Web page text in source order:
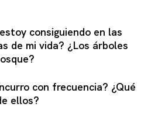
consiguiendo en las
de mi vida? ¿Los árboles
con frecuencia? ¿Qué
ellos?